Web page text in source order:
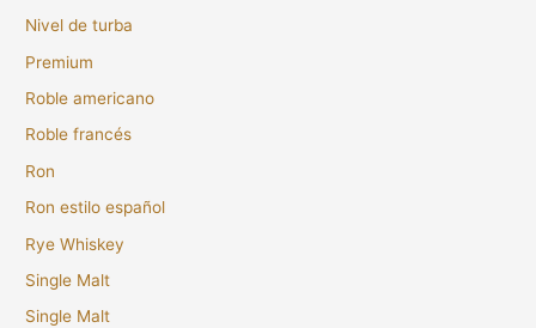
Nivel de turba
Premium
Roble americano
Roble francés
Ron
Ron estilo español
Rye Whiskey
Single Malt
Single Malt